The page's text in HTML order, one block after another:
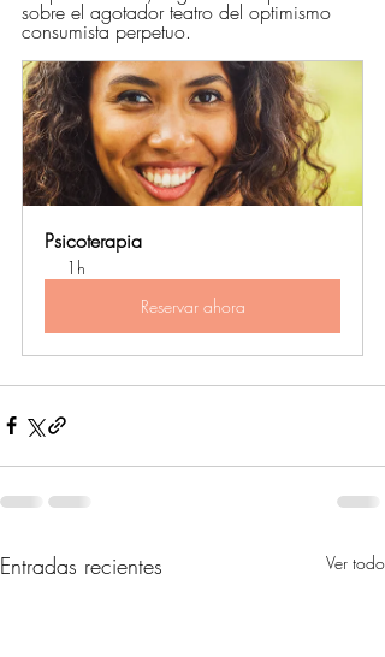
sobre el agotador teatro del optimismo
consumista perpetuo.
Psicoterapia
1h
Reservar ahora
Entradas recientes Ver todo